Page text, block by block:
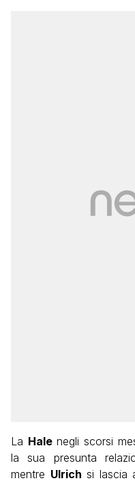
La Halenegli scorsi
la sua presunta
mentre Ulrich si lascia